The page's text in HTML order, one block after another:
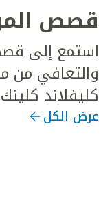
قصص
استمع إلى
والتعافي من
كليفلاند
عرض الكل